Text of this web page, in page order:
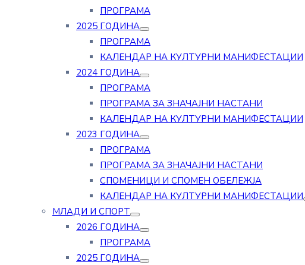
ПРОГРАМА
2025 ГОДИНА
ПРОГРАМА
КАЛЕНДАР НА КУЛТУРНИ МАНИФЕСТАЦИИ
2024 ГОДИНА
ПРОГРАМА
ПРОГРАМА ЗА ЗНАЧАЈНИ НАСТАНИ
КАЛЕНДАР НА КУЛТУРНИ МАНИФЕСТАЦИИ
2023 ГОДИНА
ПРОГРАМА
ПРОГРАМА ЗА ЗНАЧАЈНИ НАСТАНИ
СПОМЕНИЦИ И СПОМЕН ОБЕЛЕЖЈА
КАЛЕНДАР НА КУЛТУРНИ МАНИФЕСТАЦИИ
МЛАДИ И СПОРТ
2026 ГОДИНА
ПРОГРАМА
2025 ГОДИНА